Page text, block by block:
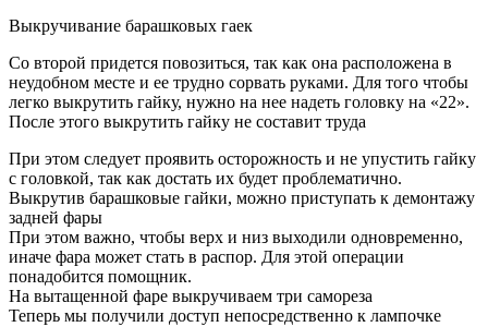
Выкручивание барашковых гаек
Со второй придется повозиться, так как она расположена в
неудобном месте и ее трудно сорвать руками. Для того чтобы
легко выкрутить гайку, нужно на нее надеть головку на «22».
После этого выкрутить гайку не составит труда
При этом следует проявить осторожность и не упустить гайку
с головкой, так как достать их будет проблематично.
Выкрутив барашковые гайки, можно приступать к демонтажу
задней фары
При этом важно, чтобы верх и низ выходили одновременно,
иначе фара может стать в распор. Для этой операции
понадобится помощник.
На вытащенной фаре выкручиваем три самореза
Теперь мы получили доступ непосредственно к лампочке